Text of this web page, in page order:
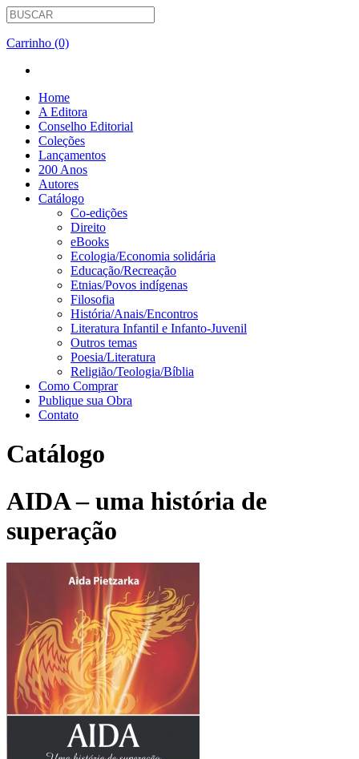
Carrinho (0)
Home
A Editora
Conselho Editorial
Coleções
Lançamentos
200 Anos
Autores
Catálogo
Co-edições
Direito
eBooks
Ecologia/Economia solidária
Educação/Recreação
Etnias/Povos indígenas
Filosofia
História/Anais/Encontros
Literatura Infantil e Infanto-Juvenil
Outros temas
Poesia/Literatura
Religião/Teologia/Bíblia
Como Comprar
Publique sua Obra
Contato
Catálogo
AIDA – uma história de
superação